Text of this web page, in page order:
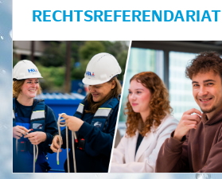
RECHTSREFERENDARIAT